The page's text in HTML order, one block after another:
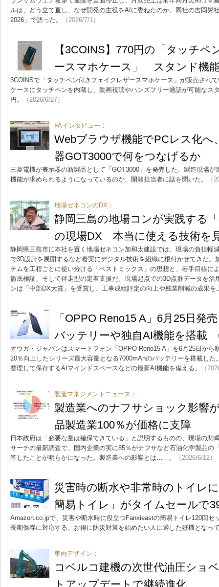
ルは、どう立て直し、なぜ開発の主役をAIに委ねたのか。同社の吉岡晃
2026」で語った。
（2026/7/1）
【3COINS】770円の「タッチ
ースマホケース」 スタンド機
3COINSで「タッチペン付きフェイクレザースマホケース」が販売され
ケースにタッチペンを内蔵し、動画視聴やハンズフリー通話が可能なス
円。
（2026/6/27）
FAインタビュー：
Webブラウザ機能でPCレス化へ
器GOT3000で何をつなげるか
三菱電機が表示器の新製品として「GOT3000」を発売した。製造現場
機能が求められるようになっているのか、開発担当者に話を聞いた。
（
地場ゼネコンのDX：
静岡三島の地場コンが実践する
の現場DX 本当に使える技術を
静岡県三島市に本社を置く地場ゼネコン加和太建設では、現場の負担軽
で3D設計を展開するなど着実にデジタル技術を組織に根付かせてきた。
テムを工程ごとに使い分ける「ベストミックス」の思想と、若手目線に
徹底検証、そして伴走型の定着支援だ。現場起点での3D点群データを活
ンは「中部DX大賞」を受賞し、工事成績評定の向上や残業削減の成果を
「OPPO Reno15 A」6月25日発
バッテリーや独自AI機能を搭載
オウガ・ジャパンはスマートフォン「OPPO Reno15 A」を6月25日から
20％向上したシリーズ最大容量となる7000mAhのバッテリーを搭載し
整理して保存するAIマインドスペースなどの最新AI機能を備える。
（
製造マネジメントニュース：
製造業へのナフサショック影響
品製造業100％が価格に支障
日本政府は「必要な量は確保できている」と説明するものの、現場の
サーチの最新調査で、国内企業の実に85％がナフサなど石油化学製品の
答したことが明らかになった。製造業への影響とは……。
（2026/6/12）
災害時の断水や非常時のトイレ
簡易トイレ」がタイムセールで
Amazon.co.jpで、災害や断水時に役立つFanxieastの簡易トイレ120回セ
長期保存に対応する。お得に防災対策を始めたい人に適した好機となっ
車両デザイン：
コベルコ建機の次世代油圧ショ
トアップデートで継続進化